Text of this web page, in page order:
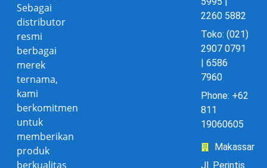
Sebagai
distributor
resmi
berbagai
merek
ternama,
kami
berkomitmen
untuk
memberikan
produk
berkualitas
2260 5882
Toko: (021)
2907 0791
| 6586
7960
Phone: +62
811
19060605
Makassar
Jl. Perintis